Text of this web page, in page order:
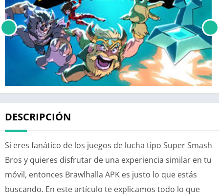
DESCRIPCIÓN
Si eres fanático de los juegos de lucha tipo Super Smash
Bros y quieres disfrutar de una experiencia similar en tu
móvil, entonces Brawlhalla APK es justo lo que estás
buscando. En este artículo te explicamos todo lo que